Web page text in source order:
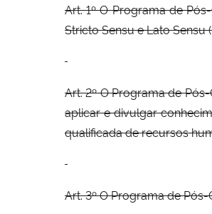
Art. 1º O Programa de
Stricto Sensu e Lato Sensu
Art. 2º O Programa de
aplicar e divulgar
qualificada de recursos
Art. 3º O Programa de